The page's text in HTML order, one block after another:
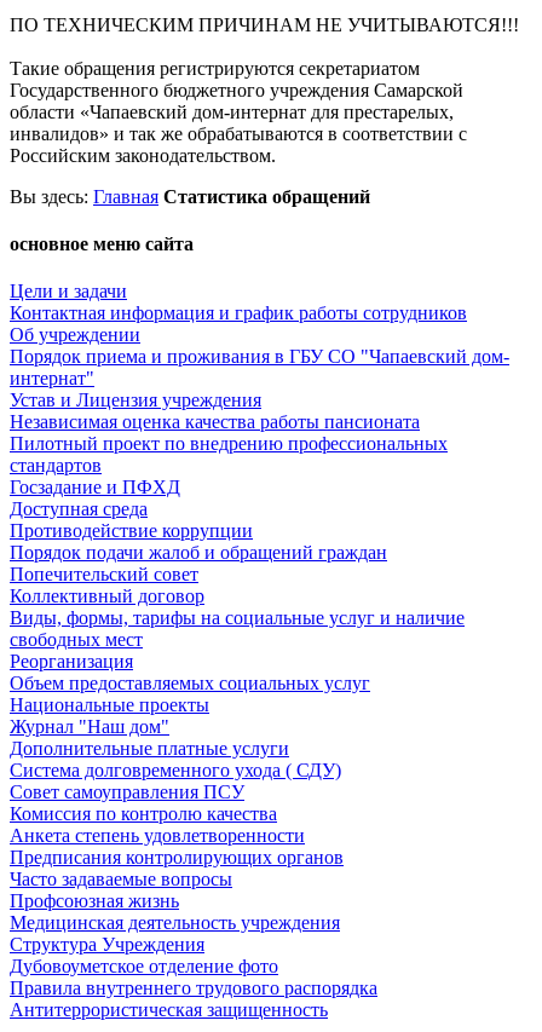
ПО ТЕХНИЧЕСКИМ ПРИЧИНАМ НЕ УЧИТЫВАЮТСЯ!!!
Такие обращения регистрируются секретариатом
Государственного бюджетного учреждения Самарской
области «Чапаевский дом-интернат для престарелых,
инвалидов» и так же обрабатываются в соответствии с
Российским законодательством.
Вы здесь: Главная Статистика обращений
основное меню сайта
Цели и задачи
Контактная информация и график работы сотрудников
Об учреждении
Порядок приема и проживания в ГБУ СО "Чапаевский дом-
интернат"
Устав и Лицензия учреждения
Независимая оценка качества работы пансионата
Пилотный проект по внедрению профессиональных
стандартов
Госзадание и ПФХД
Доступная среда
Противодействие коррупции
Порядок подачи жалоб и обращений граждан
Попечительский совет
Коллективный договор
Виды, формы, тарифы на социальные услуг и наличие
свободных мест
Реорганизация
Объем предоставляемых социальных услуг
Национальные проекты
Журнал "Наш дом"
Дополнительные платные услуги
Система долговременного ухода ( СДУ)
Совет самоуправления ПСУ
Комиссия по контролю качества
Анкета степень удовлетворенности
Предписания контролирующих органов
Часто задаваемые вопросы
Профсоюзная жизнь
Медицинская деятельность учреждения
Структура Учреждения
Дубовоуметское отделение фото
Правила внутреннего трудового распорядка
Антитеррористическая защищенность